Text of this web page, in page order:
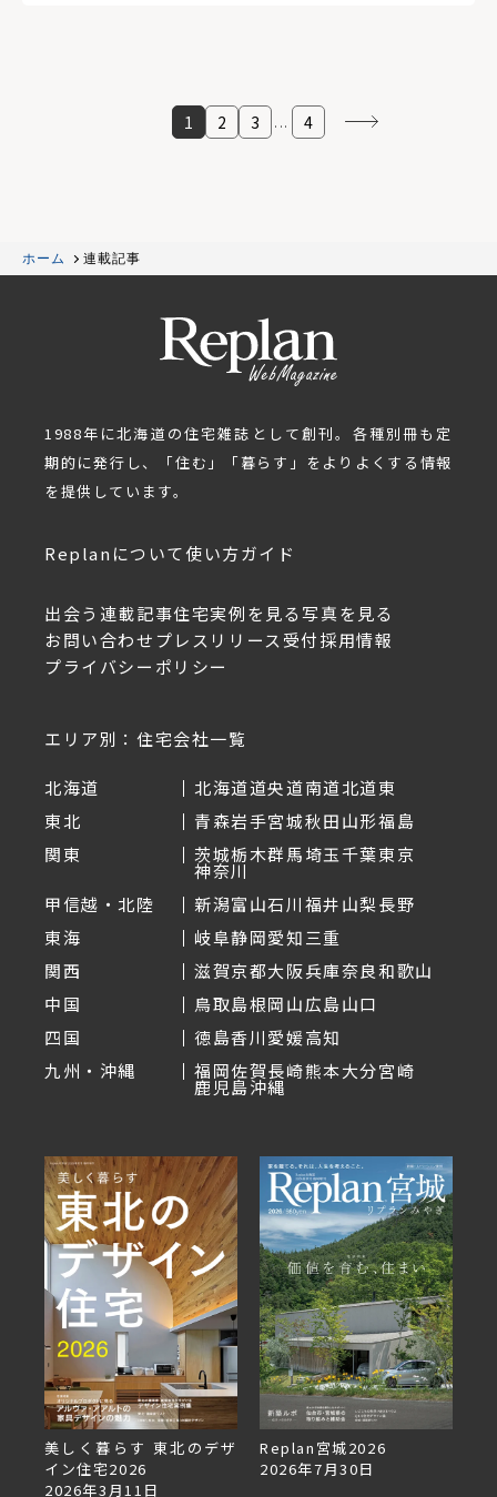
1 2 3 ... 4
ホーム 連載記事
1988年に北海道の住宅雑誌として創刊。各種別冊も定
期的に発行し、「住む」「暮らす」をよりよくする情報
を提供しています。
Replanについて使い方ガイド
出会う 連載記事住宅実例を見る写真を見る
お問い合わせ プレスリリース受付採用情報
プライバシーポリシー
エリア別：住宅会社一覧
北海道 北海道道央道南道北道東
東北
青森岩手宮城秋田山形福島
関東
茨城栃木群馬埼玉千葉東京
神奈川
甲信越・北陸
新潟富山石川福井山梨長野
東海
岐阜静岡愛知三重
関西
滋賀京都大阪兵庫奈良和歌山
中国
鳥取島根岡山広島山口
四国
徳島香川愛媛高知
九州・沖縄
福岡佐賀長崎熊本大分宮崎
鹿児島沖縄
Replan宮城2026
2026年7月30日
Replan北海道VOL.153
2026年6月27日